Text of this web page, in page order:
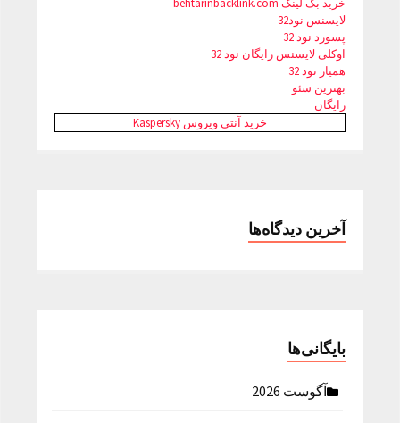
خرید بک لینک behtarinbacklink.com
لایسنس نود32
پسورد نود 32
اوکلی لایسنس رایگان نود 32
همیار نود 32
بهترین سئو
رایگان
خرید آنتی ویروس Kaspersky
آخرین دیدگاه‌ها
بایگانی‌ها
آگوست 2026